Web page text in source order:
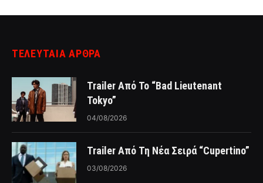
ΤΕΛΕΥΤΑΙΑ ΑΡΘΡΑ
Trailer Από Το “Bad Lieutenant
Tokyo”
04/08/2026
Trailer Από Τη Νέα Σειρά “Cupertino”
03/08/2026